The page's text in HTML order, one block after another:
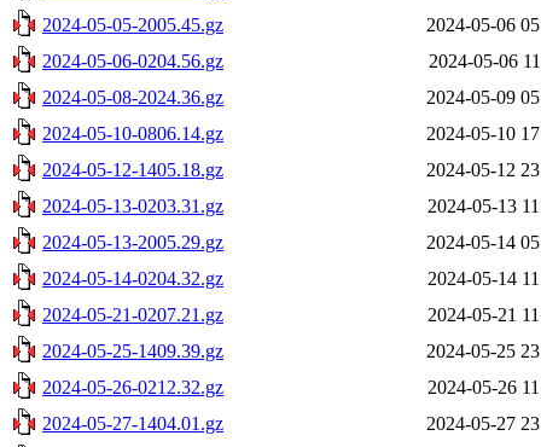
2024-05-05-2005.45.gz
2024-05-06
2024-05-06-0204.56.gz
2024-05-06
2024-05-08-2024.36.gz
2024-05-09
2024-05-10-0806.14.gz
2024-05-10
2024-05-12-1405.18.gz
2024-05-12
2024-05-13-0203.31.gz
2024-05-13
2024-05-13-2005.29.gz
2024-05-14
2024-05-14-0204.32.gz
2024-05-14
2024-05-21-0207.21.gz
2024-05-21
2024-05-25-1409.39.gz
2024-05-25
2024-05-26-0212.32.gz
2024-05-26
2024-05-27-1404.01.gz
2024-05-27